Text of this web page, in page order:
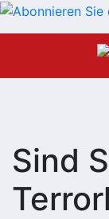
Sind